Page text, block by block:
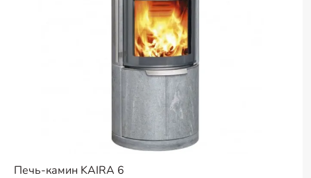
Печь-камин KAIRA 6